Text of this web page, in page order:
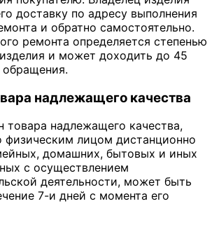
доставку по адресу выполнения
и обратно самостоятельно.
ремонта определяется степенью
и может доходить до 45
надлежащего качества
товара надлежащего качества,
физическим лицом дистанционно
домашних, бытовых и иных
с осуществлением
деятельности, может быть
7-и дней с момента его